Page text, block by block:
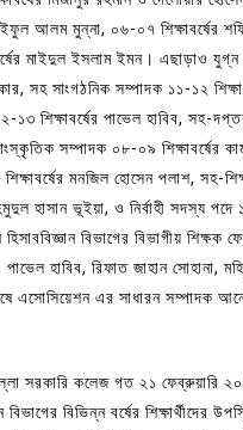
আলম মুন্না, ০৬-০৭ শিক্ষাবর্ষের
মাইদুল ইসলাম ইমন। এছাড়াও যুগ্ন
সহ সাংগঠনিক সম্পাদক ১১-১২
শিক্ষাবর্ষের পাভেল হাবিব, সহ-
সম্পাদক ০৮-০৯ শিক্ষাবর্ষের
মনজিল হোসেন পলাশ, সহ-
হাসান ভূইয়া, ও নির্বাহী সদস্য পদে
বিভাগের বিভাগীয়
হাবিব, রিফাত জাহান সোহানা,
এসোসিয়েশন এর সাধারন সম্পাদক
সরকারি কলেজ গত ২১ ফেব্রুয়ারি
বিভিন্ন বর্ষের